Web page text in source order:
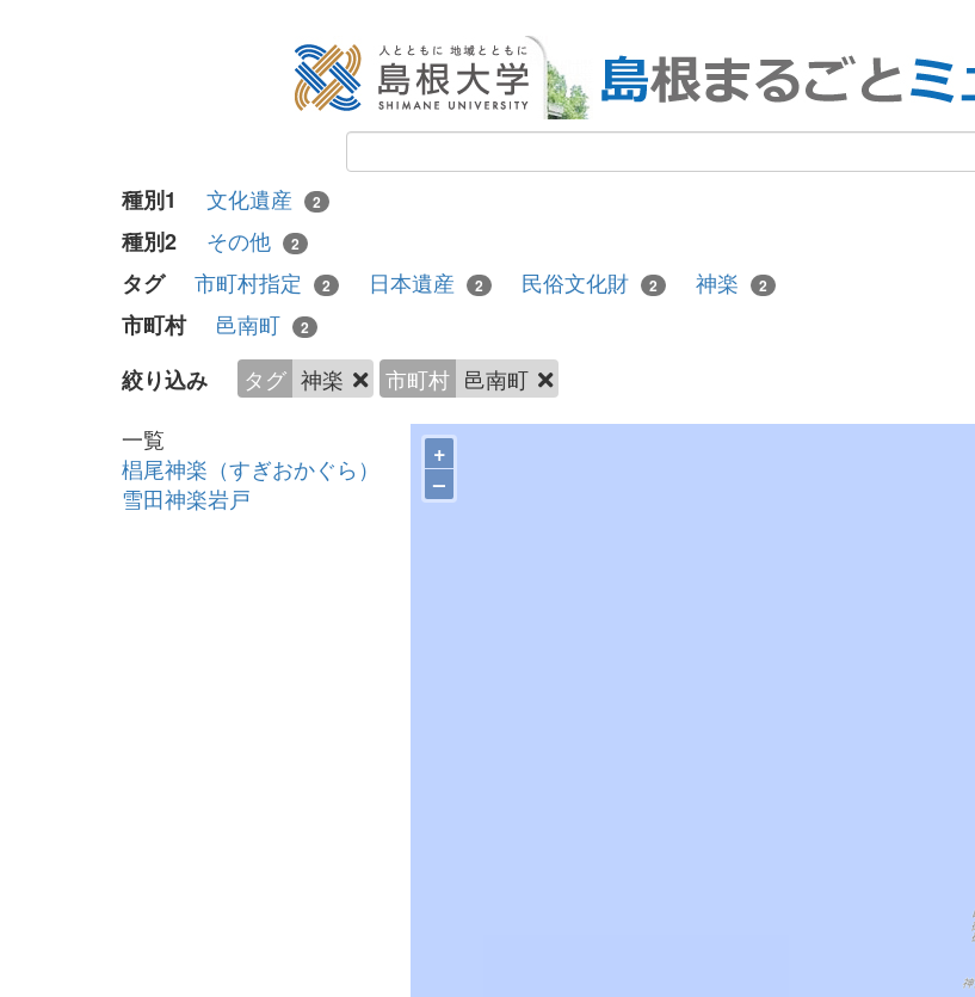
種別1 文化遺産 2
種別2 その他 2
タグ 市町村指定 2 日本遺産 2 民俗文化財 2 神楽 2
市町村 邑南町 2
絞り込み タグ 神楽 市町村 邑南町
一覧
椙尾神楽（すぎおかぐら）
雪田神楽岩戸
+
–